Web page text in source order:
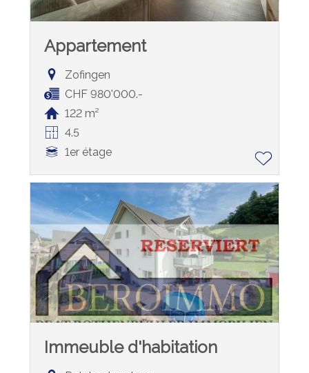
Appartement
Zofingen
CHF 980'000.-
122 m²
4.5
1er étage
Immeuble d'habitation